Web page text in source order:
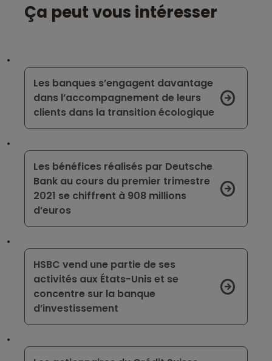
Ça peut vous intéresser
Les banques s’engagent davantage
dans l’accompagnement de leurs
clients dans la transition écologique
Les bénéfices réalisés par Deutsche
Bank au cours du premier trimestre
2021 se chiffrent à 908 millions
d’euros
HSBC vend une partie de ses
activités aux États-Unis et se
concentre sur la banque
d’investissement